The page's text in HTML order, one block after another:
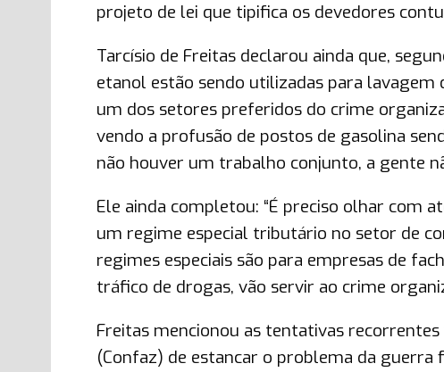
projeto de lei que tipifica os devedores
Tarcísio de Freitas declarou ainda que,
etanol estão sendo utilizadas para lavagem
um dos setores preferidos do crime
vendo a profusão de postos de gasolina
não houver um trabalho conjunto, a gente
Ele ainda completou: “É preciso olhar com
um regime especial tributário no setor de
regimes especiais são para empresas de
tráfico de drogas, vão servir ao crime
Freitas mencionou as tentativas recorrentes
(Confaz) de estancar o problema da guerra